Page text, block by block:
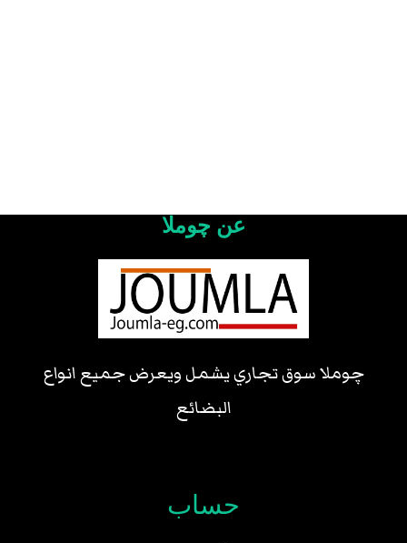
عن چوملا
چوملا سوق تجاري يشمل ويعرض جميع انواع
البضائع
حساب